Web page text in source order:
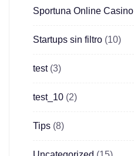
Sportuna Online Casino
Startups sin filtro (10)
test(3)
test_10 (2)
Tips (8)